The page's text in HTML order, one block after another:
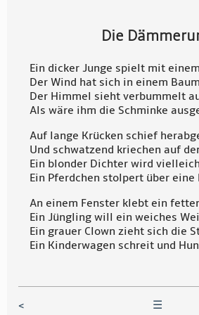
Die
Ein dicker Junge spielt mit
Der Wind hat sich in einem
Der Himmel sieht verbummelt
Als wäre ihm die Schminke
Auf lange Krücken schief
Und schwatzend kriechen auf
Ein blonder Dichter wird
Ein Pferdchen stolpert über eine
An einem Fenster klebt ein
Ein Jüngling will ein weiches
Ein grauer Clown zieht sich die
Ein Kinderwagen schreit und
< ☰